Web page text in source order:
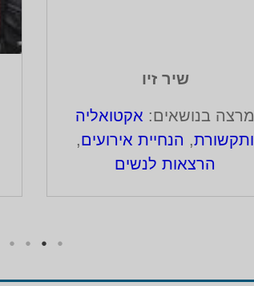
שיר זיו
מרצה בנושאים: אקטואליה
ותקשורת, הנחיית אירועים,
הרצאות לנשים